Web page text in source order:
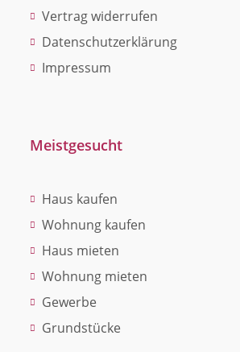
Vertrag widerrufen
Datenschutzerklärung
Impressum
Meistgesucht
Haus kaufen
Wohnung kaufen
Haus mieten
Wohnung mieten
Gewerbe
Grundstücke